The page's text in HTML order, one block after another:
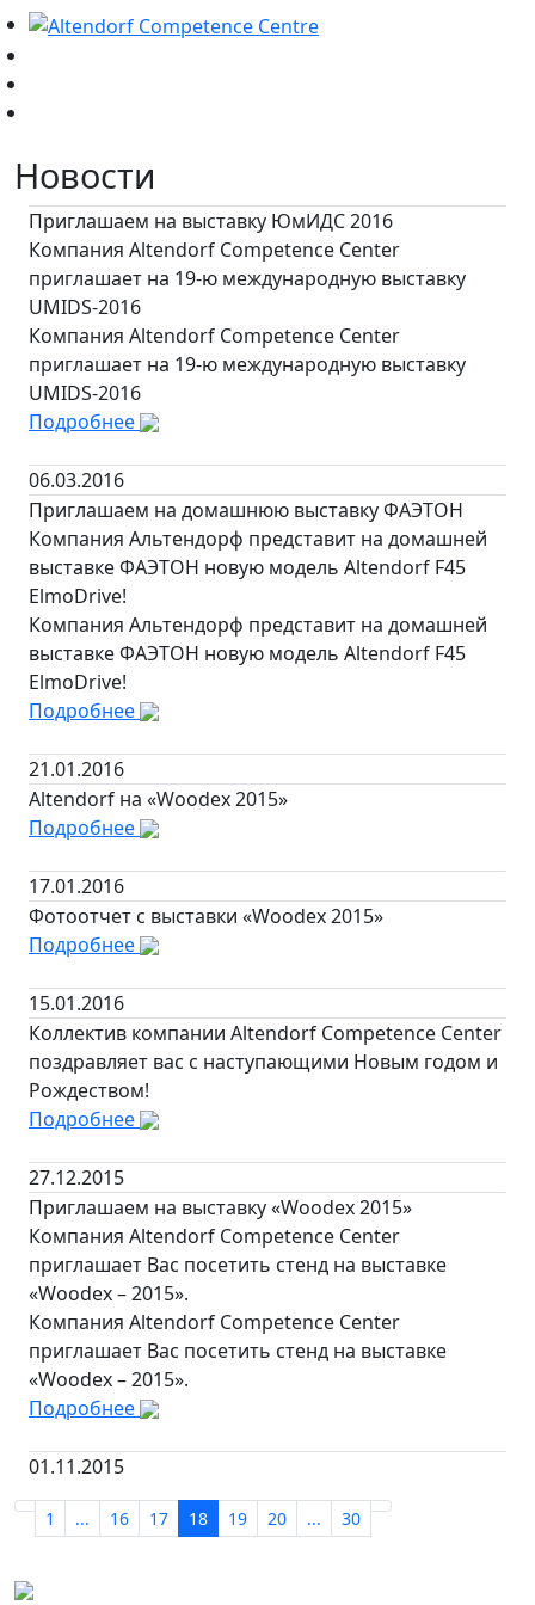
Новости
Приглашаем на выставку ЮмИДС 2016
Компания Altendorf Competence Center
приглашает на 19-ю международную выставку
UMIDS-2016
Компания Altendorf Competence Center
приглашает на 19-ю международную выставку
UMIDS-2016
Подробнее
06.03.2016
Приглашаем на домашнюю выставку ФАЭТОН
Компания Альтендорф представит на домашней
выставке ФАЭТОН новую модель Altendorf F45
ElmoDrive!
Компания Альтендорф представит на домашней
выставке ФАЭТОН новую модель Altendorf F45
ElmoDrive!
Подробнее
21.01.2016
Altendorf на «Woodex 2015»
Подробнее
17.01.2016
Фотоотчет с выставки «Woodex 2015»
Подробнее
15.01.2016
Коллектив компании Altendorf Competence Center
поздравляет вас с наступающими Новым годом и
Рождеством!
Подробнее
27.12.2015
Приглашаем на выставку «Woodex 2015»
Компания Altendorf Competence Center
приглашает Вас посетить стенд на выставке
«Woodex – 2015».
Компания Altendorf Competence Center
приглашает Вас посетить стенд на выставке
«Woodex – 2015».
Подробнее
01.11.2015
1 ... 16 17 18 19 20 ... 30